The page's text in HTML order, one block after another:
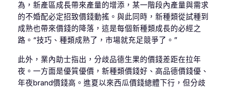
為，新產區成長帶來產量的增添，某一階段內產量與需求
的不婚配必定招致價錢動搖。與此同時，新種類從試種到
成熟也帶來價錢的降落，這是每個新種類成長的必經之
路。“技巧、種類成熟了，市場就充足競爭了。”
此外，業內助士指出，分歧品德生果的價錢差距在拉年
夜。一方面是優質優價，新種類價錢好、高品德價錢優、
年夜brand價錢高。進夏以來西瓜價錢總體下行，但分歧